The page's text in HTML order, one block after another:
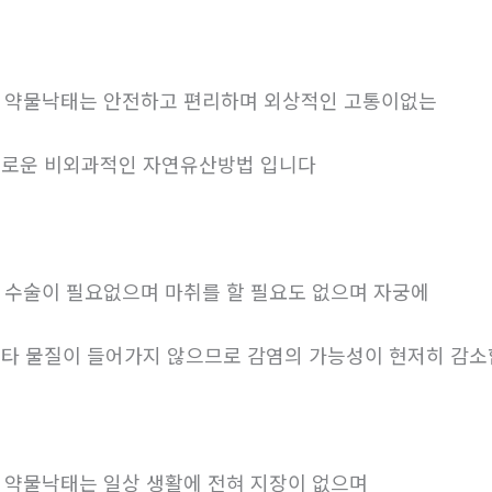
물낙태는 안전하고 편리하며 외상적인 고통이없는
운 비외과적인 자연유산방법 입니다
술이 필요없으며 마취를 할 필요도 없으며 자궁에
물질이 들어가지 않으므로 감염의 가능성이 현저히 감
물낙태는 일상 생활에 전혀 지장이 없으며